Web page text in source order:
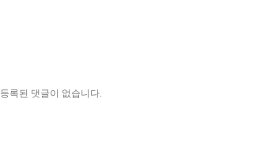
등록된 댓글이 없습니다.